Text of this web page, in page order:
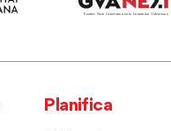
Planifica